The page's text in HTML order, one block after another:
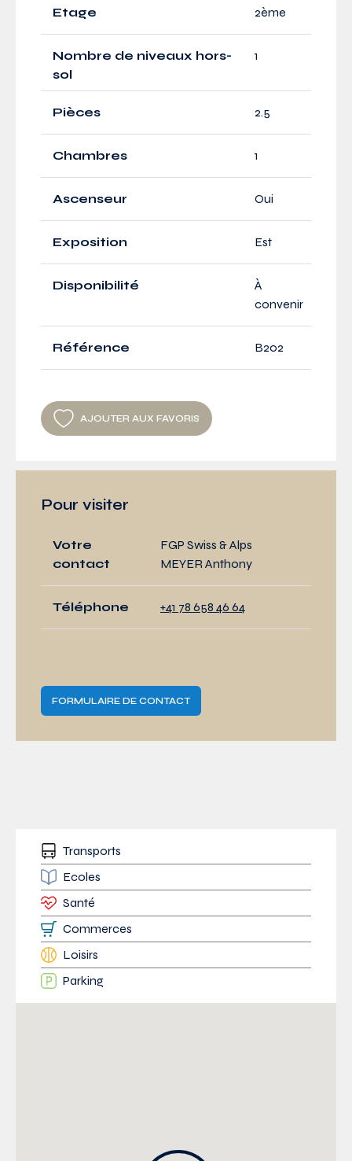
Etage 2ème
Nombre de niveaux hors-
sol
1
Pièces 2.5
Chambres 1
Ascenseur Oui
Exposition Est
Disponibilité
À
convenir
Référence B202
AJOUTER AUX FAVORIS
Pour visiter
Votre
contact
FGP Swiss & Alps
MEYER Anthony
Téléphone +41 78 658 46 64
FORMULAIRE DE CONTACT
Transports
Ecoles
Santé
Commerces
Loisirs
Parking